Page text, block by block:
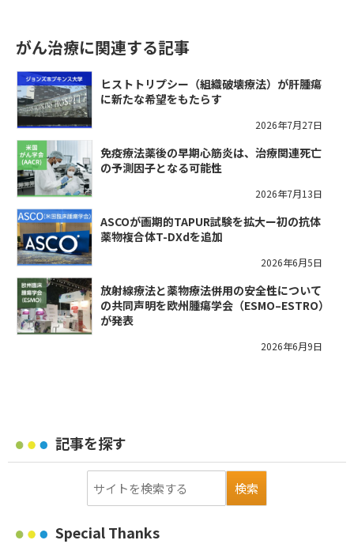
がん治療に関連する記事
ヒストトリプシー（組織破壊療法）が肝腫瘍
に新たな希望をもたらす
2026年7月27日
免疫療法薬後の早期心筋炎は、治療関連死亡
の予測因子となる可能性
2026年7月13日
ASCOが画期的TAPUR試験を拡大ー初の抗体
薬物複合体T-DXdを追加
2026年6月5日
放射線療法と薬物療法併用の安全性について
の共同声明を欧州腫瘍学会（ESMO–ESTRO）
が発表
2026年6月9日
記事を探す
Special Thanks